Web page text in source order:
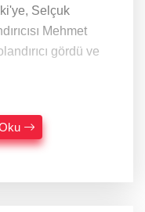
Selçuk
Mehmet
gördü ve